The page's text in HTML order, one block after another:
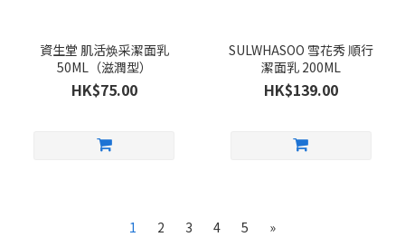
資生堂 肌活焕采潔面乳
50ML（滋潤型）
HK$75.00
SULWHASOO 雪花秀 順行
潔面乳 200ML
HK$139.00
1 2 3 4 5 »